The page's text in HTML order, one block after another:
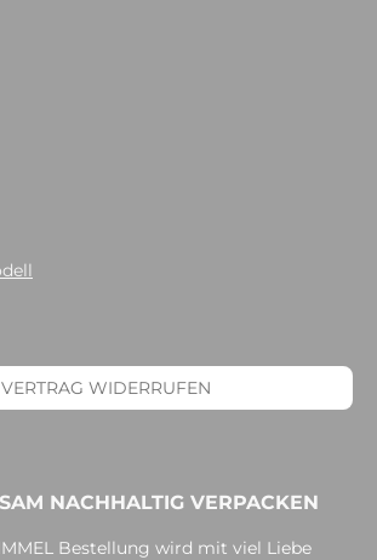
VERTRAG WIDERRUFEN
NACHHALTIG VERPACKEN
Bestellung wird mit viel Liebe